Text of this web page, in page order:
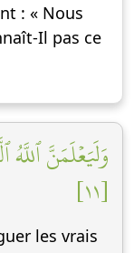
: « Nous
Il pas ce
وَلَيَعۡلَمَنَّ ٱللَّهُ
[١١]
les vrais